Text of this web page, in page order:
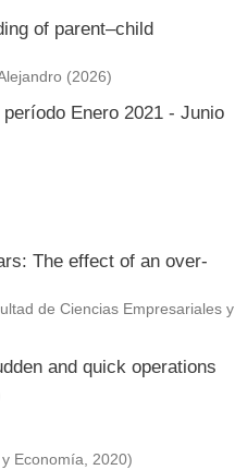
of parent–child
(2026)
Enero 2021 - Junio
The effect of an over-
de Ciencias Empresariales y
and quick operations
Economía, 2020)